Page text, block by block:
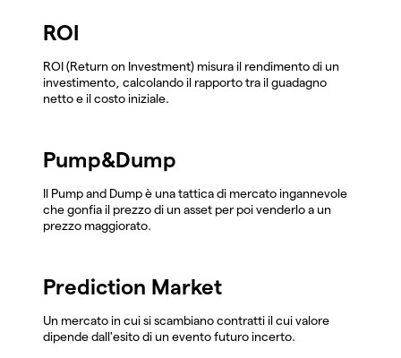
ROI
ROI (Return on Investment) misura il rendimento di un
investimento, calcolando il rapporto tra il guadagno
netto e il costo iniziale.
Pump&Dump
Il Pump and Dump è una tattica di mercato ingannevole
che gonfia il prezzo di un asset per poi venderlo a un
prezzo maggiorato.
Prediction Market
Un mercato in cui si scambiano contratti il cui valore
dipende dall'esito di un evento futuro incerto.